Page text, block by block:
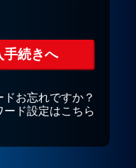
ドお忘れですか？
ード設定はこちら